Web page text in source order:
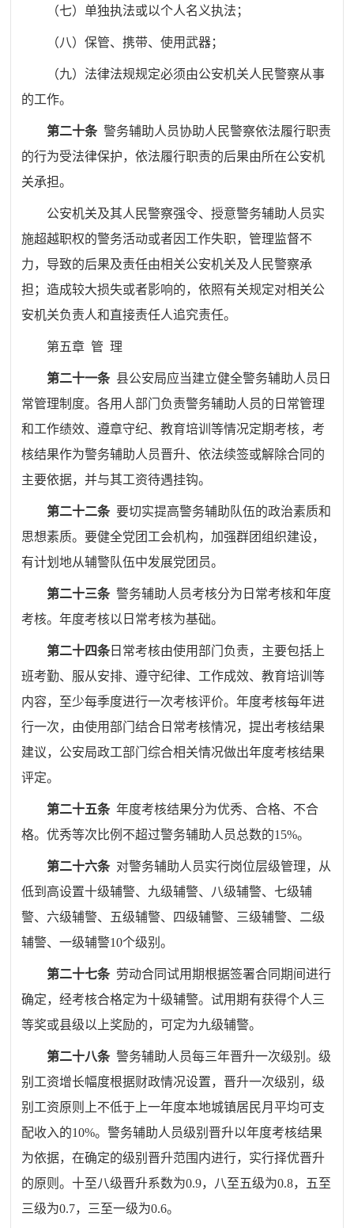
（七）单独执法或以个人名义执法；
（八）保管、携带、使用武器；
（九）法律法规规定必须由公安机关人民警察从事
的工作。
第二十条 警务辅助人员协助人民警察依法履行职责
的行为受法律保护，依法履行职责的后果由所在公安机
关承担。
公安机关及其人民警察强令、授意警务辅助人员实
施超越职权的警务活动或者因工作失职，管理监督不
力，导致的后果及责任由相关公安机关及人民警察承
担；造成较大损失或者影响的，依照有关规定对相关公
安机关负责人和直接责任人追究责任。
第五章 管 理
第二十一条 县公安局应当建立健全警务辅助人员日
常管理制度。各用人部门负责警务辅助人员的日常管理
和工作绩效、遵章守纪、教育培训等情况定期考核，考
核结果作为警务辅助人员晋升、依法续签或解除合同的
主要依据，并与其工资待遇挂钩。
第二十二条 要切实提高警务辅助队伍的政治素质和
思想素质。要健全党团工会机构，加强群团组织建设，
有计划地从辅警队伍中发展党团员。
第二十三条 警务辅助人员考核分为日常考核和年度
考核。年度考核以日常考核为基础。
第二十四条日常考核由使用部门负责，主要包括上
班考勤、服从安排、遵守纪律、工作成效、教育培训等
内容，至少每季度进行一次考核评价。年度考核每年进
行一次，由使用部门结合日常考核情况，提出考核结果
建议，公安局政工部门综合相关情况做出年度考核结果
评定。
第二十五条 年度考核结果分为优秀、合格、不合
格。优秀等次比例不超过警务辅助人员总数的15%。
第二十六条 对警务辅助人员实行岗位层级管理，从
低到高设置十级辅警、九级辅警、八级辅警、七级辅
警、六级辅警、五级辅警、四级辅警、三级辅警、二级
辅警、一级辅警10个级别。
第二十七条 劳动合同试用期根据签署合同期间进行
确定，经考核合格定为十级辅警。试用期有获得个人三
等奖或县级以上奖励的，可定为九级辅警。
第二十八条 警务辅助人员每三年晋升一次级别。级
别工资增长幅度根据财政情况设置，晋升一次级别，级
别工资原则上不低于上一年度本地城镇居民月平均可支
配收入的10%。警务辅助人员级别晋升以年度考核结果
为依据，在确定的级别晋升范围内进行，实行择优晋升
的原则。十至八级晋升系数为0.9，八至五级为0.8，五至
三级为0.7，三至一级为0.6。